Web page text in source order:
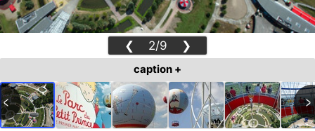
❮ 2/9 ❯
caption +